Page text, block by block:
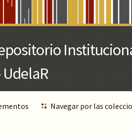
Navegar por las